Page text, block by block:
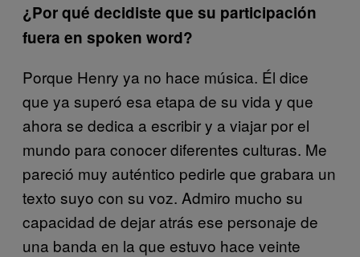
¿Por qué decidiste que su participación
fuera en spoken word?
Porque Henry ya no hace música. Él dice
que ya superó esa etapa de su vida y que
ahora se dedica a escribir y a viajar por el
mundo para conocer diferentes culturas. Me
pareció muy auténtico pedirle que grabara un
texto suyo con su voz. Admiro mucho su
capacidad de dejar atrás ese personaje de
una banda en la que estuvo hace veinte